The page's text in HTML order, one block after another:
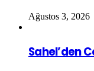
Ağustos 3, 2026
Sahel’den